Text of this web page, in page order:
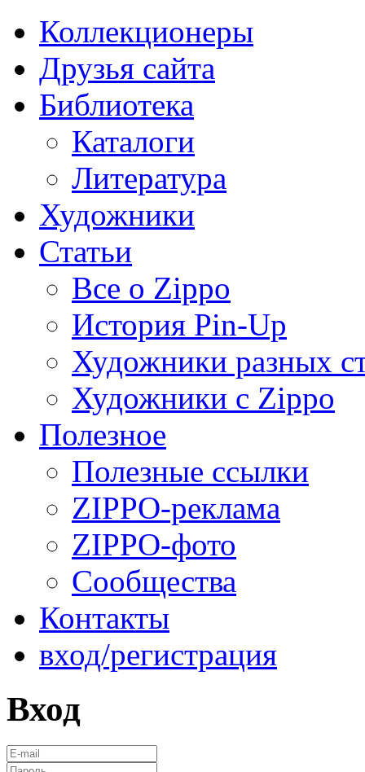
Коллекционеры
Друзья сайта
Библиотека
Каталоги
Литература
Художники
Статьи
Все о Zippo
История Pin-Up
Художники разных
Художники с Zippo
Полезное
Полезные ссылки
ZIPPO-реклама
ZIPPO-фото
Сообщества
Контакты
вход/регистрация
Вход